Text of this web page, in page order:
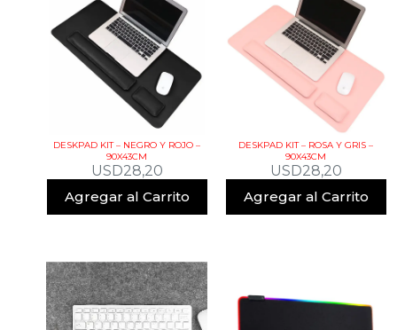
DESKPAD KIT – NEGRO Y ROJO –
90X43CM
USD28,20
Agregar al Carrito
DESKPAD KIT – ROSA Y GRIS –
90X43CM
USD28,20
Agregar al Carrito